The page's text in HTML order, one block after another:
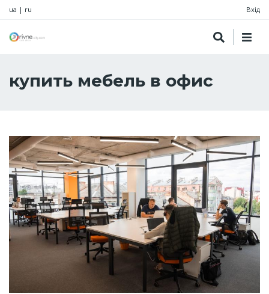
ua | ru Вхід
купить мебель в офис